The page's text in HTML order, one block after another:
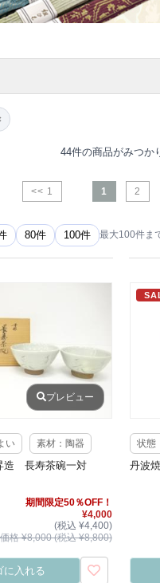
44件の商品がみつか
<< 1 1 2
80件 100件 最大100件ま
プレビュー
い 素材：陶器
長寿茶碗一対
期間限定50％OFF！
¥4,000
(税込 ¥4,400)
格 ¥8,000 (税込 ¥8,800)
に入れる
状態
丹波